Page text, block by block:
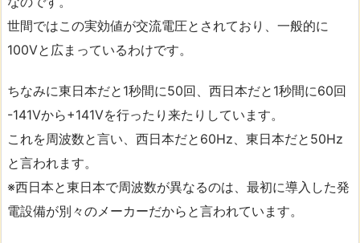
世間ではこの実効値が交流電圧とされており、一般的に
100Vと広まっているわけです。
ちなみに東日本だと1秒間に50回、西日本だと1秒間に60回
-141Vから+141Vを行ったり来たりしています。
これを周波数と言い、西日本だと60Hz、東日本だと50Hz
と言われます。
※西日本と東日本で周波数が異なるのは、最初に導入した発
電設備が別々のメーカーだからと言われています。